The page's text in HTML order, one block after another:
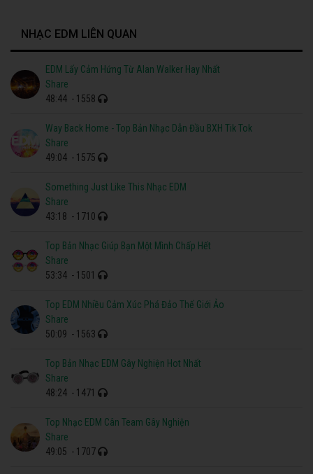
NHẠC EDM LIÊN QUAN
EDM Lấy Cảm Hứng Từ Alan Walker Hay Nhất
Share
48:44 - 1558
Way Back Home - Top Bản Nhạc Dẫn Đầu BXH Tik Tok
Share
49:04 - 1575
Something Just Like This Nhạc EDM
Share
43:18 - 1710
Top Bản Nhạc Giúp Bạn Một Mình Chấp Hết
Share
53:34 - 1501
Top EDM Nhiều Cảm Xúc Phá Đảo Thế Giới Ảo
Share
50:09 - 1563
Top Bản Nhạc EDM Gây Nghiện Hot Nhất
Share
48:24 - 1471
Top Nhạc EDM Cân Team Gây Nghiện
Share
49:05 - 1707